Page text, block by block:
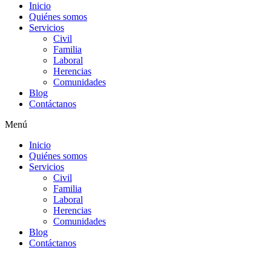
Inicio
Quiénes somos
Servicios
Civil
Familia
Laboral
Herencias
Comunidades
Blog
Contáctanos
Menú
Inicio
Quiénes somos
Servicios
Civil
Familia
Laboral
Herencias
Comunidades
Blog
Contáctanos